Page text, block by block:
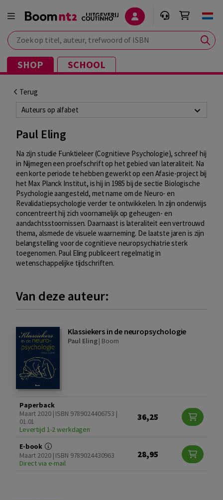
Zoek op titel, auteur, trefwoord of ISBN
SHOP SCHOOL
Terug
Auteurs op alfabet
Paul Eling
Na zijn studie Funktieleer (Cognitieve Psychologie), schreef hij
in Nijmegen een proefschrift op het gebied van lateraliteit. Na
een korte periode te hebben gewerkt op een Afasie-project bij
het Max Planck Institut, is hij in 1985 bij de sectie Biologische
Psychologie aangesteld, met name om de Neuro- en
Revalidatiepsychologie verder te ontwikkelen. In zijn onderwijs
concentreert hij zich voornamelijk op geheugen- en
aandachtsstoornissen. Daarnaast is lateraliteit een vertrouwd
thema, alsmede de visuele waarneming. De laatste jaren is zijn
belangstelling voor de cognitieve neuropsychiatrie sterk
toegenomen. Paul Eling publiceert regelmatig in
wetenschappelijke tijdschriften.
Van deze auteur:
Klassiekers in de neuropsychologie
Paul Eling| Boom
Paperback
Maart 2020 | ISBN 9789024406753 |
01.01
Levertijd 1-2 werkdagen
36,25
E-book
Maart 2020 | ISBN 9789024430963
Direct via e-mail
28,95